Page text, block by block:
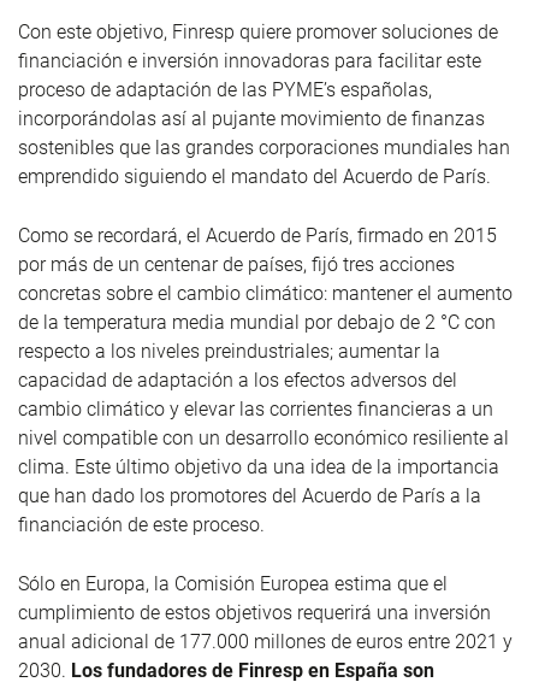
Con este objetivo, Finresp quiere promover soluciones de
financiación e inversión innovadoras para facilitar este
proceso de adaptación de las PYME’s españolas,
incorporándolas así al pujante movimiento de finanzas
sostenibles que las grandes corporaciones mundiales han
emprendido siguiendo el mandato del Acuerdo de París.
Como se recordará, el Acuerdo de París, firmado en 2015
por más de un centenar de países, fijó tres acciones
concretas sobre el cambio climático: mantener el aumento
de la temperatura media mundial por debajo de 2 °C con
respecto a los niveles preindustriales; aumentar la
capacidad de adaptación a los efectos adversos del
cambio climático y elevar las corrientes financieras a un
nivel compatible con un desarrollo económico resiliente al
clima. Este último objetivo da una idea de la importancia
que han dado los promotores del Acuerdo de París a la
financiación de este proceso.
Sólo en Europa, la Comisión Europea estima que el
cumplimiento de estos objetivos requerirá una inversión
anual adicional de 177.000 millones de euros entre 2021 y
2030. Los fundadores de Finresp en España son